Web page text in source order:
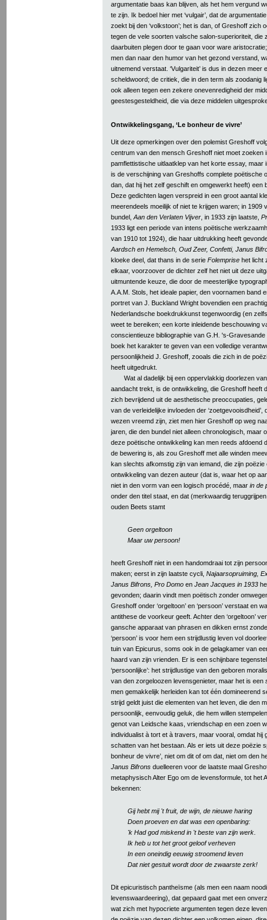
argumentatie baas kan blijven, als het hem vergund
te zijn. Ik bedoel hier met ‘vulgair’, dat de
zoekt bij den ‘volkstoon’; het is dan, of Greshoff zich
tegen de vele soorten valsche salon-superioriteit, die
daarbuiten plegen door te gaan voor ware
men dan naar den humor van het gezond verstand,
uitnemend verstaat. ‘Vulgariteit’ is dus in dezen meer
scheldwoord; de critiek, die in den term als zoodanig
ook alleen tegen een zekere onevenredigheid der
geestesgesteldheid, die via deze middelen
Ontwikkelingsgang, ‘Le bonheur de vivre’
Uit deze opmerkingen over den polemist Greshoff
centrum van den mensch Greshoff niet moet zoeken
pamflettistische uitlaatklep van het korte essay, maar
is de verschijning van Greshoffs complete poëtische
dan, dat hij het zelf geschift en omgewerkt heeft) een
Deze gedichten lagen verspreid in een groot aantal
meerendeels moeilijk of niet te krijgen waren; in
bundel, Aan den Verlaten Vijver , in 1933 zijn laatste,
1933 ligt een periode van intens poëtische
van 1910 tot 1924), die haar uitdrukking heeft
Aardsch en Hemelsch, Oud Zeer, Confetti, Janus
kloeke deel, dat thans in de serie Folemprise het licht
elkaar, voorzoover de dichter zelf het niet uit deze
uitmuntende keuze, die door de meesterlijke
A.A.M. Stols, het ideale papier, den voornamen band
portret van J. Buckland Wright bovendien een
Nederlandsche boekdrukkunst tegenwoordig (en
weet te bereiken; een korte inleidende beschouwing
conscientieuze bibliographie van G.H. 's-Gravesande
boek het karakter te geven van een volledige
persoonlijkheid J. Greshoff, zooals die zich in de
heeft uitgedrukt.
Wat al dadelijk bij een oppervlakkig doorlezen
aandacht trekt, is de ontwikkeling, die Greshoff heeft
zich bevrijdend uit de aesthetische preoccupaties,
van de verleidelijke invloeden der ‘zoetgevooisdheid’,
wezen vreemd zijn, ziet men hier Greshoff op weg
jaren, die den bundel niet alleen chronologisch, maar
deze poëtische ontwikkeling kan men reeds afdoend
de bewering is, als zou Greshoff met alle winden
kan slechts afkomstig zijn van iemand, die zijn
ontwikkeling van dezen auteur (dat is, waar het op
niet in den vorm van een logisch procédé, maar in de
onder den titel staat, en dat (merkwaardig
ouden Beets stamt
Geen orgeltoon
Maar uw persoon!
heeft Greshoff niet in een handomdraai tot zijn
maken; eerst in zijn laatste cycli, Najaarsopruiming,
Janus Bifrons, Pro Domo en Jean Jacques in 1933
gevonden; daarin vindt men poëtisch zonder
Greshoff onder ‘orgeltoon’ en ‘persoon’ verstaat en
antithese de voorkeur geeft. Achter den ‘orgeltoon’
gansche apparaat van phrasen en dikken ernst
‘persoon’ is voor hem een strijdlustig leven vol
tuin van Epicurus, soms ook in de gelagkamer van
haard van zijn vrienden. Er is een schijnbare
‘persoonlijke’: het strijdlustige van den geboren
van den zorgeloozen levensgenieter, maar het is een
men gemakkelijk herleiden kan tot één domineerend
strijd geldt juist die elementen van het leven, die den
persoonlijk, eenvoudig geluk, die hem willen
genot van Leidsche kaas, vriendschap en een zoen
individualist à tort et à travers, maar vooral, omdat hij
schatten van het bestaan. Als er iets uit deze poëzie
bonheur de vivre’, niet om dit of om dat, niet om den
Janus Bifrons duelleeren voor de laatste maal
metaphysisch Alter Ego om de levensformule, tot het
bekennen:
Gij hebt mij 't fruit, de wijn, de nieuwe haring
Doen proeven en dat was een openbaring:
'k Had god miskend in 't beste van zijn werk.
Ik heb u tot het groot geloof verheven
In een oneindig eeuwig stroomend leven
Dat niet gestuit wordt door de zwaarste zerk!
Dit epicuristisch pantheïsme (als men een naam
levenswaardeering), dat gepaard gaat met een
wat zich met hypocriete argumenten tegen deze